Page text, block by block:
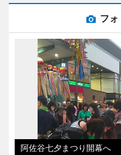
フ
阿佐谷七夕まつり開幕へ